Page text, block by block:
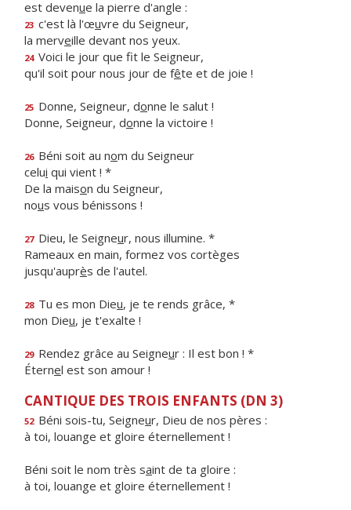
est devenue la pierre d'angle :
23 c'est là l'œuvre du Seigneur,
la merveille devant nos yeux.
24 Voici le jour que ft le Seigneur,
qu'il soit pour nous jour de fête et de joie !
25 Donne, Seigneur, donne le salut !
Donne, Seigneur, donne la victoire !
26 Béni soit au nom du Seigneur
celui qui vient ! *
De la maison du Seigneur,
nous vous bénissons !
27 Dieu, le Seigneur, nous illumine. *
Rameaux en main, formez vos cortèges
jusqu'auprès de l'autel.
28 Tu es mon Dieu, je te rends grâce, *
mon Dieu, je t'exalte !
29 Rendez grâce au Seigneur : Il est bon ! *
Éternel est son amour !
CANTIQUE DES TROIS ENFANTS (DN 3)
52 Béni sois-tu, Seigneur, Dieu de nos pères :
à toi, louange et gloire éternellement !
Béni soit le nom très saint de ta gloire :
à toi, louange et gloire éternellement !